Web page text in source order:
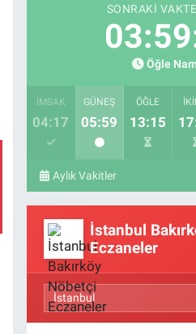
SONRAKI
Öğle
İMSAK
04:17
GÜNEŞ
05:59
ÖĞLE
13:15
Aylık Vakitler
İstanbul
Eczaneler